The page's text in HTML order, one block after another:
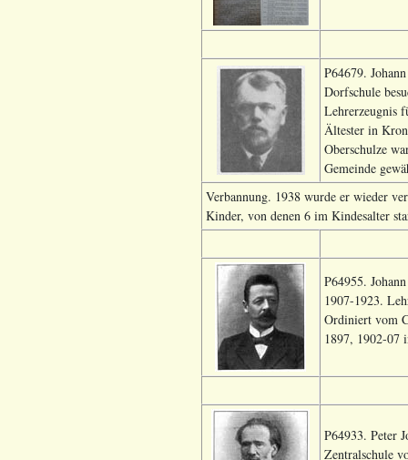
P64679.
Dorfschule
Lehrerzeugnis
Ältester in
Oberschulze
Gemeinde
Verbannung. 1938 wurde er wieder
Kinder, von denen 6 im Kindesalter
P64955.
1907-1923.
Ordiniert vom
1897, 1902-07
P64933. Peter
Zentralschule